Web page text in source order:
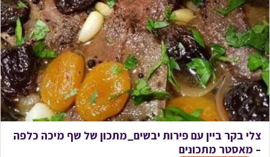
צלי בקר ביין עם פירות יבשים_מתכון של שף מיכה כלפה
– מאסטר מתכונים